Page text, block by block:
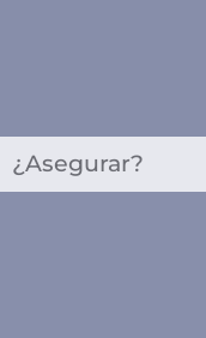
¿Asegurar?